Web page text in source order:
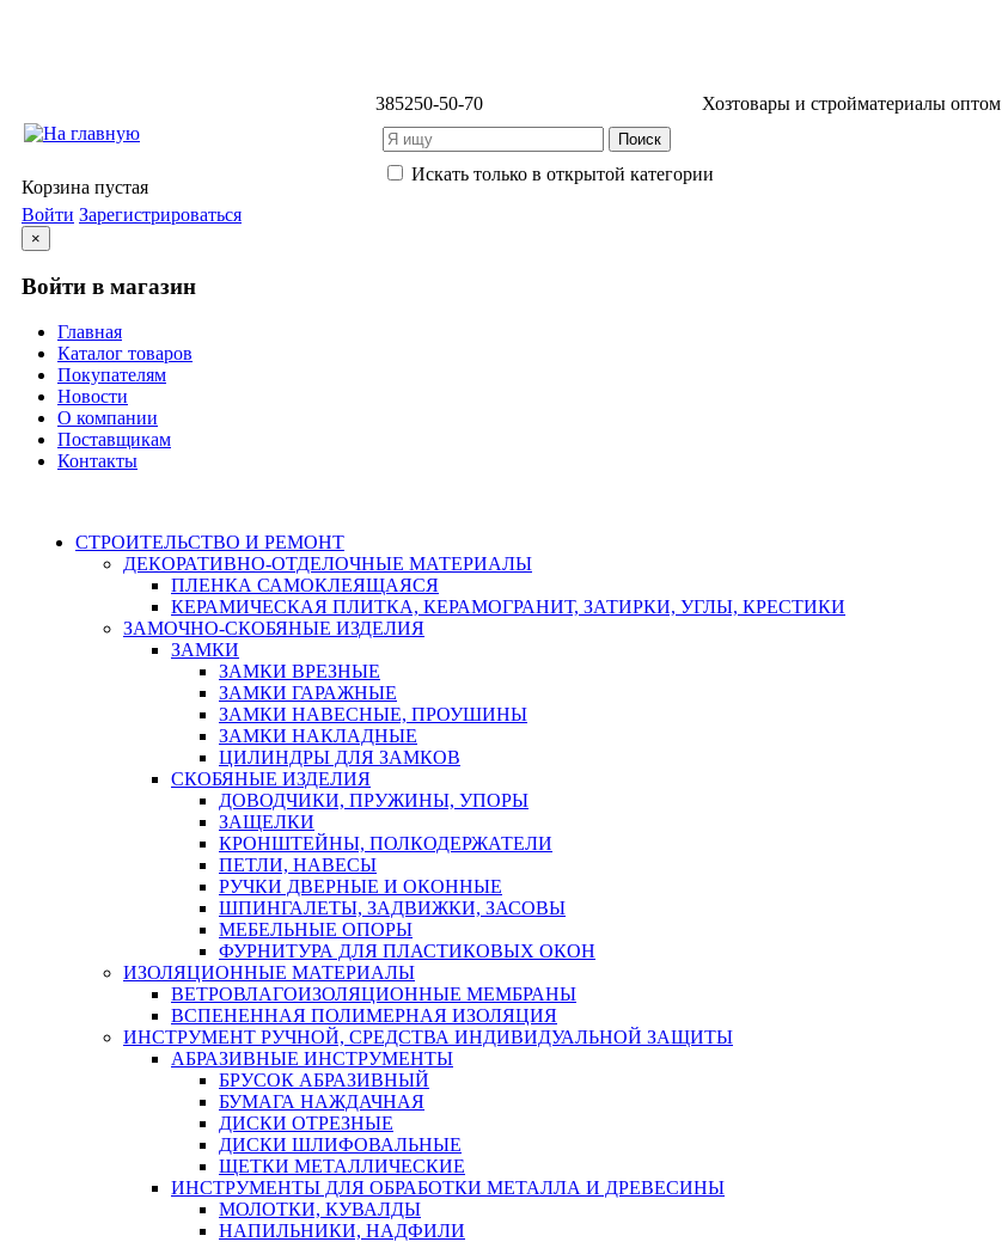
385250-50-70 Хозтовары и стройматериалы оптом
Искать только в открытой категории
Корзина пустая
Войти Зарегистрироваться
×
Войти в магазин
Главная
Каталог товаров
Покупателям
Новости
О компании
Поставщикам
Контакты
СТРОИТЕЛЬСТВО И РЕМОНТ
ДЕКОРАТИВНО-ОТДЕЛОЧНЫЕ МАТЕРИАЛЫ
ПЛЕНКА САМОКЛЕЯЩАЯСЯ
КЕРАМИЧЕСКАЯ ПЛИТКА, КЕРАМОГРАНИТ, ЗАТИРКИ, УГЛЫ, КРЕСТИКИ
ЗАМОЧНО-СКОБЯНЫЕ ИЗДЕЛИЯ
ЗАМКИ
ЗАМКИ ВРЕЗНЫЕ
ЗАМКИ ГАРАЖНЫЕ
ЗАМКИ НАВЕСНЫЕ, ПРОУШИНЫ
ЗАМКИ НАКЛАДНЫЕ
ЦИЛИНДРЫ ДЛЯ ЗАМКОВ
СКОБЯНЫЕ ИЗДЕЛИЯ
ДОВОДЧИКИ, ПРУЖИНЫ, УПОРЫ
ЗАЩЕЛКИ
КРОНШТЕЙНЫ, ПОЛКОДЕРЖАТЕЛИ
ПЕТЛИ, НАВЕСЫ
РУЧКИ ДВЕРНЫЕ И ОКОННЫЕ
ШПИНГАЛЕТЫ, ЗАДВИЖКИ, ЗАСОВЫ
МЕБЕЛЬНЫЕ ОПОРЫ
ФУРНИТУРА ДЛЯ ПЛАСТИКОВЫХ ОКОН
ИЗОЛЯЦИОННЫЕ МАТЕРИАЛЫ
ВЕТРОВЛАГОИЗОЛЯЦИОННЫЕ МЕМБРАНЫ
ВСПЕНЕННАЯ ПОЛИМЕРНАЯ ИЗОЛЯЦИЯ
ИНСТРУМЕНТ РУЧНОЙ, СРЕДСТВА ИНДИВИДУАЛЬНОЙ ЗАЩИТЫ
АБРАЗИВНЫЕ ИНСТРУМЕНТЫ
БРУСОК АБРАЗИВНЫЙ
БУМАГА НАЖДАЧНАЯ
ДИСКИ ОТРЕЗНЫЕ
ДИСКИ ШЛИФОВАЛЬНЫЕ
ЩЕТКИ МЕТАЛЛИЧЕСКИЕ
ИНСТРУМЕНТЫ ДЛЯ ОБРАБОТКИ МЕТАЛЛА И ДРЕВЕСИНЫ
МОЛОТКИ, КУВАЛДЫ
НАПИЛЬНИКИ, НАДФИЛИ